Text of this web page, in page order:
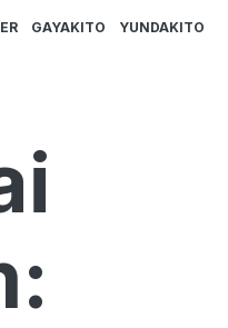
GAYAKITO YUNDAKITO